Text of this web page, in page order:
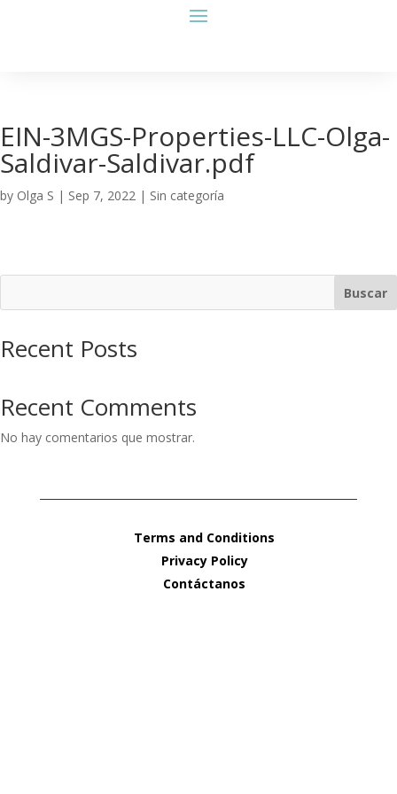
EIN-3MGS-Properties-LLC-Olga-
Saldivar-Saldivar.pdf
by Olga S | Sep 7, 2022 | Sin categoría
Buscar
Recent Posts
Recent Comments
No hay comentarios que mostrar.
Terms and Conditions
Privacy Policy
Contáctanos